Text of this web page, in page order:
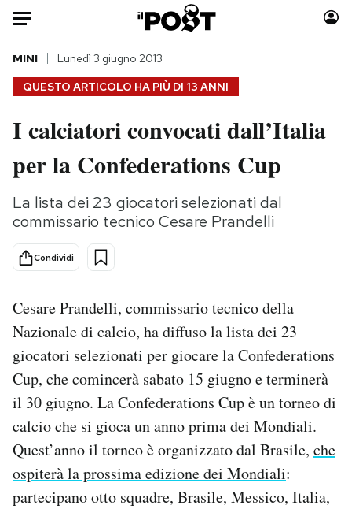
HOME
Italia
Politica
Tecnologia
Internet
Scienza
Cultura
Sport
Moda
Consumismi
Storie/Idee
Ok Boomer!
Mondiali calcio 2026
PODCAST
NEWSLETTER
QUESTO ARTICOLO HA PIÙ DI 13 ANNI
MINI Lunedì 3 giugno 2013
I calciatori convocati dall’Italia
per la Confederations Cup
La lista dei 23 giocatori selezionati dal
commissario tecnico Cesare Prandelli
Condividi
Cesare Prandelli, commissario tecnico della
Nazionale di calcio, ha diffuso la lista dei 23
giocatori selezionati per giocare la Confederations
Cup, che comincerà sabato 15 giugno e terminerà
il 30 giugno. La Confederations Cup è un torneo di
calcio che si gioca un anno prima dei Mondiali.
Quest’anno il torneo è organizzato dal Brasile, che
ospiterà la prossima edizione dei Mondiali:
partecipano otto squadre, Brasile, Messico, Italia,